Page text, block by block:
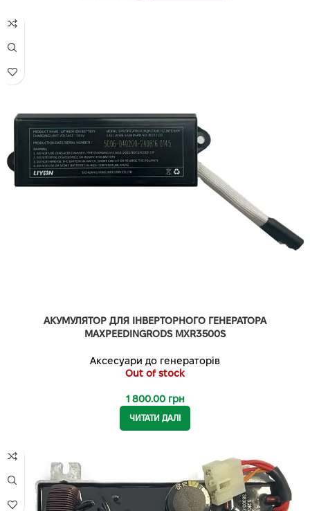
АКУМУЛЯТОР ДЛЯ ІНВЕРТОРНОГО ГЕНЕРАТОРА
MAXPEEDINGRODS MXR3500S
Аксесуари до генераторів
Out of stock
1 800.00 грн
ЧИТАТИ ДАЛІ